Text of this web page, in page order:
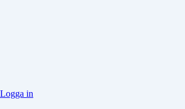
Logga in